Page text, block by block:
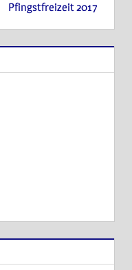
Pfingstfreizeit 2017